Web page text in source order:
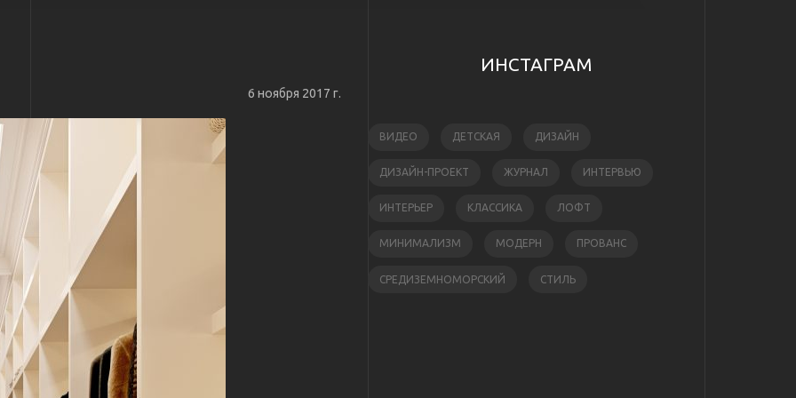
6 ноября 2017 г.
ИНСТАГРАМ
ВИДЕО ДЕТСКАЯ ДИЗАЙН
ДИЗАЙН-ПРОЕКТ ЖУРНАЛ ИНТЕРВЬЮ
ИНТЕРЬЕР КЛАССИКА ЛОФТ
МИНИМАЛИЗМ МОДЕРН ПРОВАНС
СРЕДИЗЕМНОМОРСКИЙ СТИЛЬ